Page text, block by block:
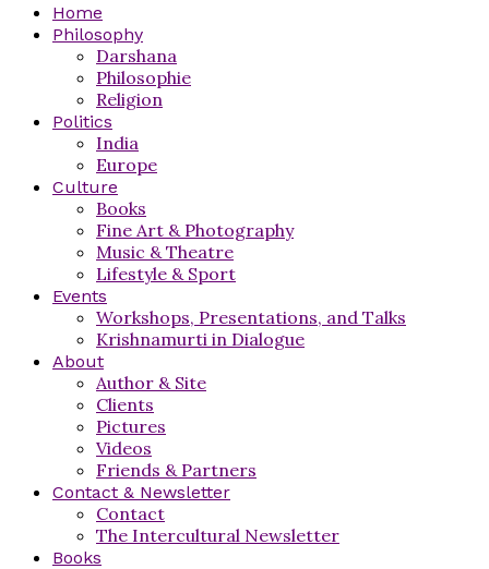
Home
Philosophy
Darshana
Philosophie
Religion
Politics
India
Europe
Culture
Books
Fine Art & Photography
Music & Theatre
Lifestyle & Sport
Events
Workshops, Presentations, and Talks
Krishnamurti in Dialogue
About
Author & Site
Clients
Pictures
Videos
Friends & Partners
Contact & Newsletter
Contact
The Intercultural Newsletter
Books